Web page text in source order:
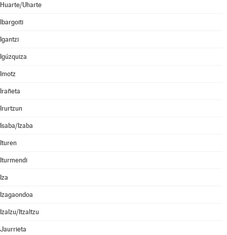
Huarte/Uharte
Ibargoiti
Igantzi
Igúzquiza
Imotz
Irañeta
Irurtzun
Isaba/Izaba
Ituren
Iturmendi
Iza
Izagaondoa
Izalzu/Itzaltzu
Jaurrieta